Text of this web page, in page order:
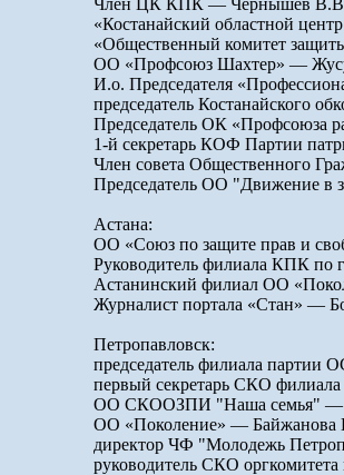
«Костанайский областной
«Общественный комитет
ОО «Профсоюз Шахтер» —
И.о. Председателя
председатель Костанайского
Председатель ОК «Профсоюза
1-й секретарь КОФ Партии
Член совета Общественного
Председатель ОО "Движение в
Астана:
ОО «Союз по защите прав и
Руководитель филиала КПК по
Астанинский филиал ОО
Журналист портала «Стан» —
Петропавловск:
председатель филиала
первый секретарь СКО
ОО СКООЗПИ "Наша семья" —
ОО «Поколение» — Байжанова
директор ЧФ "Молодежь
руководитель СКО